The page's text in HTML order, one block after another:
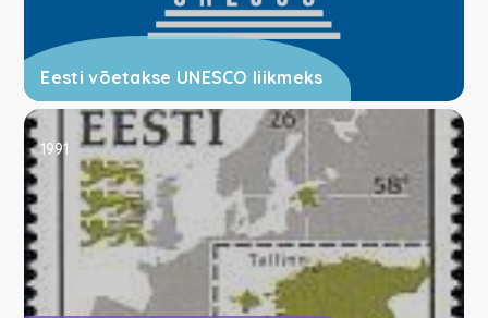
Eesti võetakse UNESCO liikmeks
1991